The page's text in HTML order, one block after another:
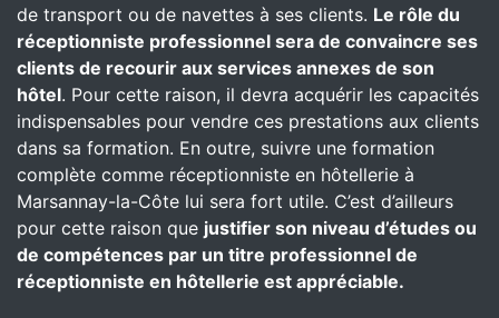
de transport ou de navettes à ses clients. Le rôle du
réceptionniste professionnel sera de convaincre ses
clients de recourir aux services annexes de son
hôtel. Pour cette raison, il devra acquérir les capacités
indispensables pour vendre ces prestations aux clients
dans sa formation. En outre, suivre une formation
complète comme réceptionniste en hôtellerie à
Marsannay-la-Côte lui sera fort utile. C’est d’ailleurs
pour cette raison que justifier son niveau d’études ou
de compétences par un titre professionnel de
réceptionniste en hôtellerie est appréciable.